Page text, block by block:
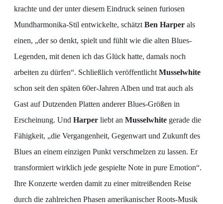
krachte und der unter diesem Eindruck seinen furiosen
Mundharmonika-Stil entwickelte, schätzt Ben Harper als
einen, „der so denkt, spielt und fühlt wie die alten Blues-
Legenden, mit denen ich das Glück hatte, damals noch
arbeiten zu dürfen“. Schließlich veröffentlicht Musselwhite
schon seit den späten 60er-Jahren Alben und trat auch als
Gast auf Dutzenden Platten anderer Blues-Größen in
Erscheinung. Und Harper liebt an Musselwhite gerade die
Fähigkeit, „die Vergangenheit, Gegenwart und Zukunft des
Blues an einem einzigen Punkt verschmelzen zu lassen. Er
transformiert wirklich jede gespielte Note in pure Emotion“.
Ihre Konzerte werden damit zu einer mitreißenden Reise
durch die zahlreichen Phasen amerikanischer Roots-Musik